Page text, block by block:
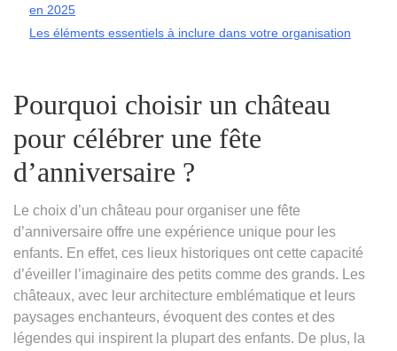
en 2025
Les éléments essentiels à inclure dans votre organisation
Pourquoi choisir un château
pour célébrer une fête
d’anniversaire ?
Le choix d’un château pour organiser une fête
d’anniversaire offre une expérience unique pour les
enfants. En effet, ces lieux historiques ont cette capacité
d’éveiller l’imaginaire des petits comme des grands. Les
châteaux, avec leur architecture emblématique et leurs
paysages enchanteurs, évoquent des contes et des
légendes qui inspirent la plupart des enfants. De plus, la